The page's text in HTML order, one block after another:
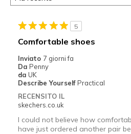
5
Comfortable shoes
Inviato 7 giorni fa
Da Penny
da UK
Describe Yourself Practical
RECENSITO IL
skechers.co.uk
I could not believe how
have just ordered another pair